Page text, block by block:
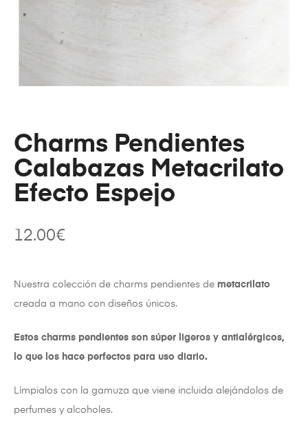
Charms Pendientes
Calabazas Metacrilato
Efecto Espejo
12.00€
Nuestra colección de charms pendientes de metacrilato
creada a mano con diseños únicos.
Estos charms pendientes son súper ligeros y antialérgicos,
lo que los hace perfectos para uso diario.
Límpialos con la gamuza que viene incluida alejándolos de
perfumes y alcoholes.